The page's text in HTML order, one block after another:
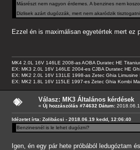
Másrészt nem nagyon érdemes. A benzines nem
Dizlisek azárt dugózzák, mert nem akaródzik
Ezzel én is maximálisan egyetértek mert
MK4 2.0L 16V 146LE 2008-as AOBA Duratec HE
EX: MK3 2.0L 16V 146LE 2004-es CJBA Duratec HE
EX: MK2 2.0L 16V 131LE 1998-as Zetec Ghia Limusine
EX: MK2 1.8L 16V 115LE 1997-es Zetec Ghia Kombi
Válasz: MK3 Általános kérdések
« Új hozzászólás #74632 Dátum:
Idézetet írta: Zolibácsi - 2018.06.19 kedd, 12:06:40
Benzinesnél is le lehet dugózni?
Igen, én egy pár hete próbából